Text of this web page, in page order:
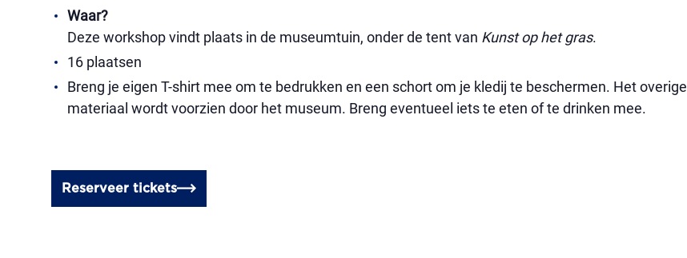
Waar?
Deze workshop vindt plaats in de museumtuin, onder de tent van Kunst op het gras.
16 plaatsen
Breng je eigen T-shirt mee om te bedrukken en een schort om je kledij te beschermen. Het overige
materiaal wordt voorzien door het museum. Breng eventueel iets te eten of te drinken mee.
Reserveer tickets